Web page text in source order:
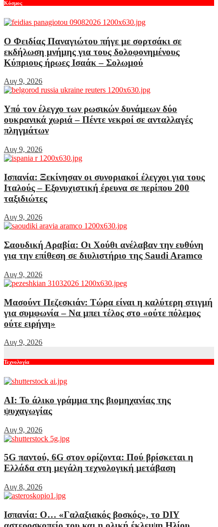
Κόσμος
Ο Φειδίας Παναγιώτου πήγε με σορτσάκι σε
εκδήλωση μνήμης για τους δολοφονημένους
Κύπριους ήρωες Ισαάκ – Σολωμού
Αυγ 9, 2026
Υπό τον έλεγχο των ρωσικών δυνάμεων δύο
ουκρανικά χωριά – Πέντε νεκροί σε ανταλλαγές
πληγμάτων
Αυγ 9, 2026
Ισπανία: Ξεκίνησαν οι συνοριακοί έλεγχοι για τους
Ιταλούς – Εξονυχιστική έρευνα σε περίπου 200
ταξιδιώτες
Αυγ 9, 2026
Σαουδική Αραβία: Οι Χούθι ανέλαβαν την ευθύνη
για την επίθεση σε διυλιστήριο της Saudi Aramco
Αυγ 9, 2026
Μασούντ Πεζεσκιάν: Τώρα είναι η καλύτερη στιγμή
για συμφωνία – Να μπει τέλος στο «ούτε πόλεμος
ούτε ειρήνη»
Αυγ 9, 2026
Τεχνολογία
AI: Το άλικο γράμμα της βιομηχανίας της
ψυχαγωγίας
Αυγ 9, 2026
5G παντού, 6G στον ορίζοντα: Πού βρίσκεται η
Ελλάδα στη μεγάλη τεχνολογική μετάβαση
Αυγ 8, 2026
Ισπανία: Ο… «Γαλαξιακός βοσκός», το DIY